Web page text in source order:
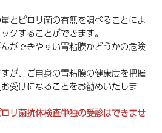
とピロリ菌の有無を調べることによ
クすることができます。
ができやすい胃粘膜かどうかの危険
が、ご自身の胃粘膜の健康度を把握
受けになることをお勧めいたしま
リ菌抗体検査単独の受診はできませ